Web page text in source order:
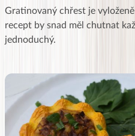
Gratinovaný chřest je
recept by snad měl chutnat
jednoduchý.